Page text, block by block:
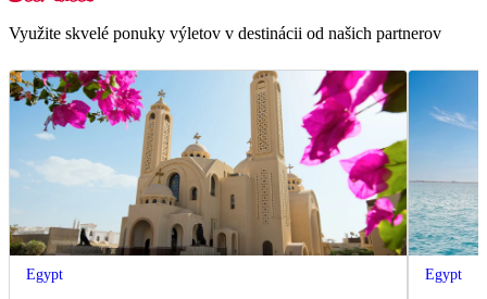
Využite skvelé ponuky výletov v destinácii od našich partnerov
Egypt Egypt